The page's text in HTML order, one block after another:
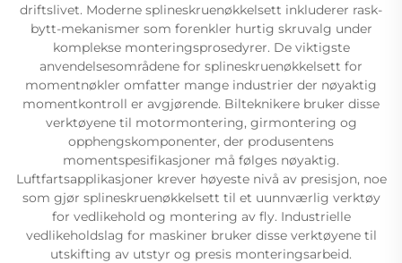
driftslivet. Moderne splineskruenøkkelsett inkluderer rask-
bytt-mekanismer som forenkler hurtig skruvalg under
komplekse monteringsprosedyrer. De viktigste
anvendelsesområdene for splineskruenøkkelsett for
momentnøkler omfatter mange industrier der nøyaktig
momentkontroll er avgjørende. Bilteknikere bruker disse
verktøyene til motormontering, girmontering og
opphengskomponenter, der produsentens
momentspesifikasjoner må følges nøyaktig.
Luftfartsapplikasjoner krever høyeste nivå av presisjon, noe
som gjør splineskruenøkkelsett til et uunnværlig verktøy
for vedlikehold og montering av fly. Industrielle
vedlikeholdslag for maskiner bruker disse verktøyene til
utskifting av utstyr og presis monteringsarbeid.